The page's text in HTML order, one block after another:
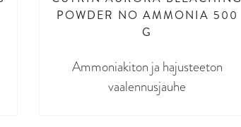
POWDER NO AMMONIA 500
G
Ammoniakiton ja hajusteeton
vaalennusjauhe